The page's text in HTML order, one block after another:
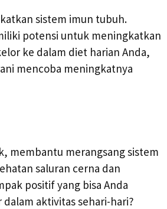
sistem imun tubuh.
potensi untuk meningkatkan
ke dalam diet harian Anda,
mencoba meningkatnya
membantu merangsang sistem
saluran cerna dan
positif yang bisa Anda
aktivitas sehari-hari?